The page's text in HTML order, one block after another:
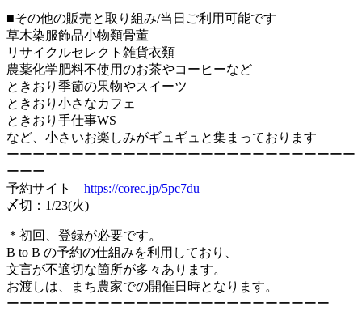
■その他の販売と取り組み/当日ご利用可能です
草木染服飾品小物類骨董
リサイクルセレクト雑貨衣類
農薬化学肥料不使用のお茶やコーヒーなど
ときおり季節の果物やスイーツ
ときおり小さなカフェ
ときおり手仕事WS
など、小さいお楽しみがギュギュと集まっております
ーーーーーーーーーーーーーーーーーーーーーーーーーーー
ーーー
予約サイト https://corec.jp/5pc7du
〆切：1/23(火)
＊初回、登録が必要です。
B to B の予約の仕組みを利用しており、
文言が不適切な箇所が多々あります。
お渡しは、まち農家での開催日時となります。
ーーーーーーーーーーーーーーーーーーーーーーーーー